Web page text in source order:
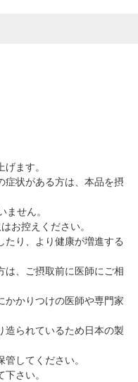
ます。
症状がある方は、本品を摂
せん。
お控えください。
たり、より健康が増進する
は、ご摂取前に医師にご相
かかりつけの医師や専門家
造られているため日本の製
してください。
さい。